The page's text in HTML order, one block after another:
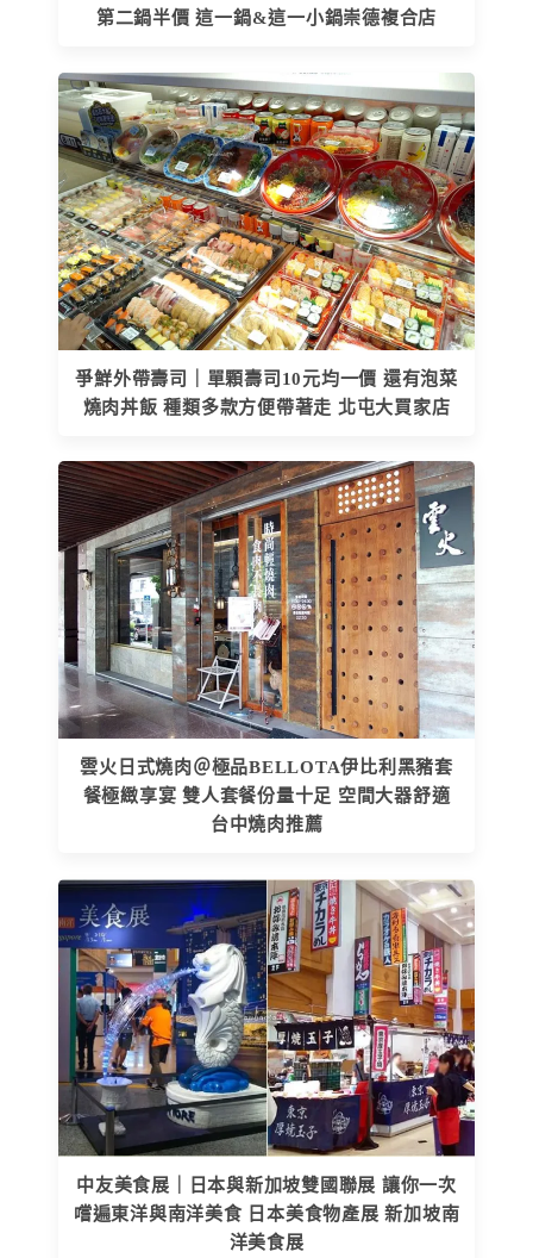
第二鍋半價 這一鍋&這一小鍋崇德複合店
爭鮮外帶壽司｜單顆壽司10元均一價 還有泡菜
燒肉丼飯 種類多款方便帶著走 北屯大買家店
雲火日式燒肉＠極品BELLOTA伊比利黑豬套
餐極緻享宴 雙人套餐份量十足 空間大器舒適
台中燒肉推薦
中友美食展｜日本與新加坡雙國聯展 讓你一次
嚐遍東洋與南洋美食 日本美食物產展 新加坡南
洋美食展